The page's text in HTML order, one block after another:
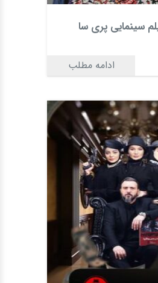
سینمایی پری سا
ادامه مطلب